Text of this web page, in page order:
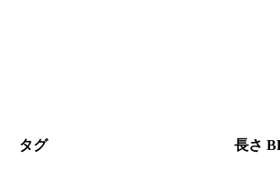
タグ 長さ